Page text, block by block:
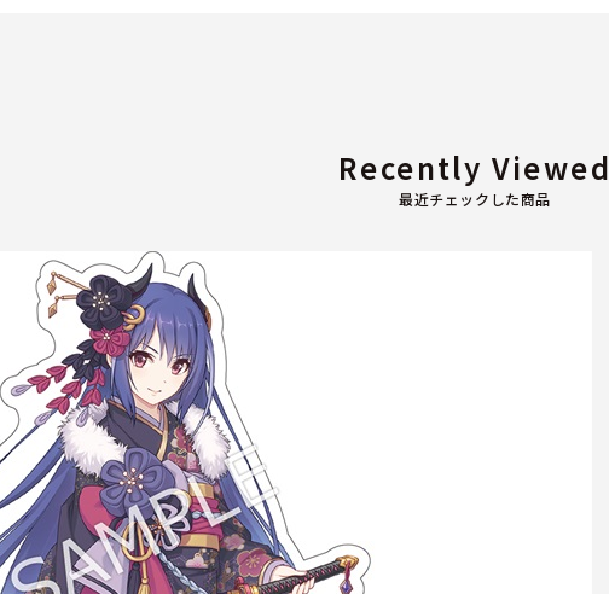
最近チェックした商品
Recently Viewed